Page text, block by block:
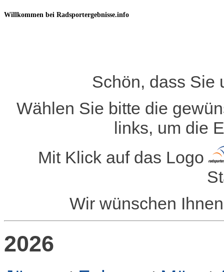
Willkommen bei Radsportergebnisse.info
Schön, dass Sie
Wählen Sie bitte die
links, um die
Mit Klick auf das Logo
Wir wünschen
2026